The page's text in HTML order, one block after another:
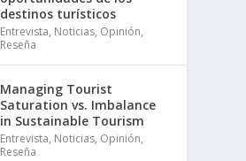
destinos turísticos
Entrevista, Noticias, Opinión,
Reseña
Managing Tourist
Saturation vs. Imbalance
in Sustainable Tourism
Entrevista, Noticias, Opinión,
Reseña